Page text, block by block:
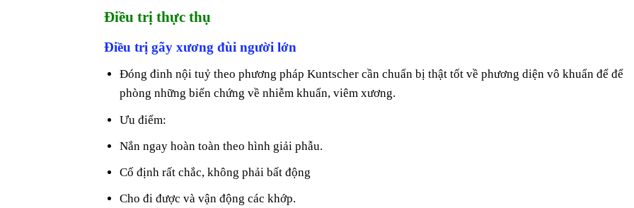
Điều trị thực thụ
Điều trị gãy xương đùi người lớn
Đóng đinh nội tuỷ theo phương pháp Kuntscher cần chuẩn bị thật tốt về phương diện vô khuẩn để để
phòng những biến chứng về nhiễm khuẩn, viêm xương.
Ưu điểm:
Nắn ngay hoàn toàn theo hình giải phẫu.
Cố định rất chắc, không phải bất động
Cho đi được và vận động các khớp.